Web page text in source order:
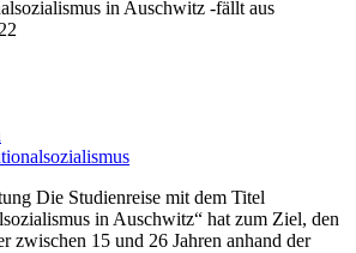
Die Studienreise mit dem Titel
in Auschwitz“ hat zum Ziel, den
zwischen 15 und 26 Jahren anhand der